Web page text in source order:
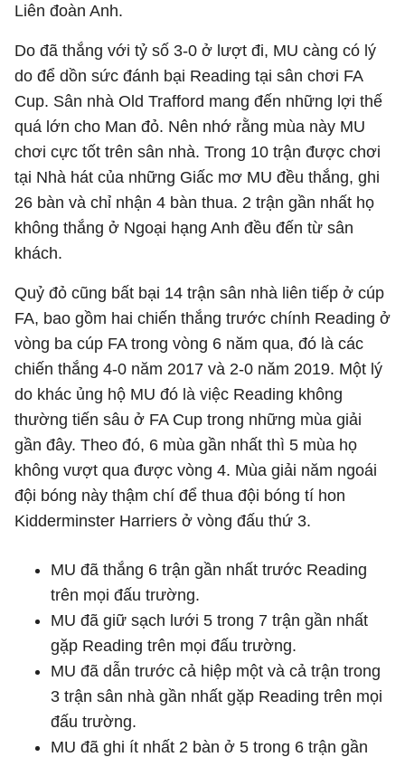
Liên đoàn Anh.
Do đã thắng với tỷ số 3-0 ở lượt đi, MU càng có lý
do để dồn sức đánh bại Reading tại sân chơi FA
Cup. Sân nhà Old Trafford mang đến những lợi thế
quá lớn cho Man đỏ. Nên nhớ rằng mùa này MU
chơi cực tốt trên sân nhà. Trong 10 trận được chơi
tại Nhà hát của những Giấc mơ MU đều thắng, ghi
26 bàn và chỉ nhận 4 bàn thua. 2 trận gần nhất họ
không thắng ở Ngoại hạng Anh đều đến từ sân
khách.
Quỷ đỏ cũng bất bại 14 trận sân nhà liên tiếp ở cúp
FA, bao gồm hai chiến thắng trước chính Reading ở
vòng ba cúp FA trong vòng 6 năm qua, đó là các
chiến thắng 4-0 năm 2017 và 2-0 năm 2019. Một lý
do khác ủng hộ MU đó là việc Reading không
thường tiến sâu ở FA Cup trong những mùa giải
gần đây. Theo đó, 6 mùa gần nhất thì 5 mùa họ
không vượt qua được vòng 4. Mùa giải năm ngoái
đội bóng này thậm chí để thua đội bóng tí hon
Kidderminster Harriers ở vòng đấu thứ 3.
MU đã thắng 6 trận gần nhất trước Reading
trên mọi đấu trường.
MU đã giữ sạch lưới 5 trong 7 trận gần nhất
gặp Reading trên mọi đấu trường.
MU đã dẫn trước cả hiệp một và cả trận trong
3 trận sân nhà gần nhất gặp Reading trên mọi
đấu trường.
MU đã ghi ít nhất 2 bàn ở 5 trong 6 trận gần